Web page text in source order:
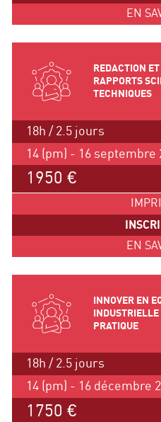
EN
REDACTION
RAPPORTS
TECHNIQUES
18h / 2.5 jours
14 (pm) - 16 septembre
1950 €
EN
INNOVER EN
PRATIQUE
18h / 2.5 jours
14 (pm) - 16 décembre
1750 €